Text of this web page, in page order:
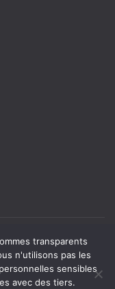
agence de
doit
par la CNESST
transparents
n'utilisons pas les
sensibles
avec des tiers.